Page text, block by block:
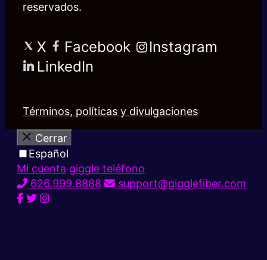
reservados.
X Facebook
Instagram
LinkedIn
Términos, políticas y divulgaciones
Cerrar
Español
Mi cuenta giggle teléfono
626.999.8888
support@gigglefiber.com